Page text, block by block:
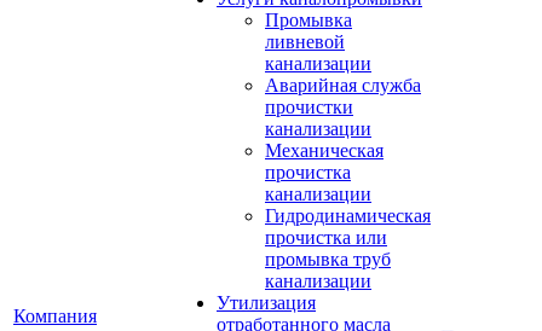
Компания
Промывка
ливневой
канализации
Аварийная служба
прочистки
канализации
Механическая
прочистка
канализации
Гидродинамическая
прочистка или
промывка труб
канализации
Утилизация
отработанного масла